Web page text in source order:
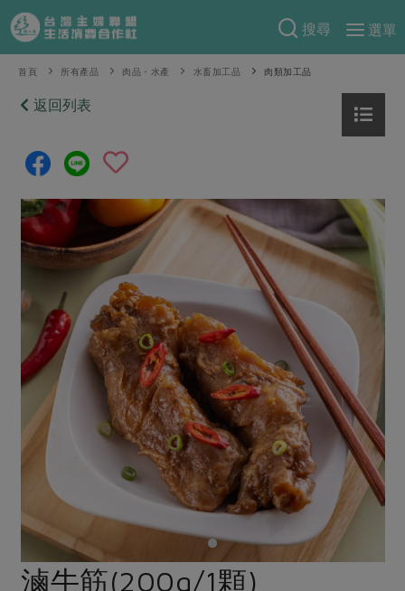
搜尋
選單
產品分類
當季蔬果
芽苗類
辛香料類
奶蛋豆・五穀
蛋
豆製品 米麵雜糧
肉品・水產
畜產肉類 水產
水畜加工品
調理食材・點心
調味醬料/南北貨
休閒零嘴 沖泡飲品
食譜料理
食材
麵食
肉食
常備菜
蔬食
蛋料理
料理方式
烘焙．點心
湯品．鍋物
漬物
特別企畫
預購活動
把最好的台灣味帶回家！
防災用品預購圓滿結束
2026年端午節預購圓滿結束
更多預購活動
當季產品
傳到心坎裡，誠心又澎派
合作25-經典快閃最後一週
合作25-精選產品第四彈
更多當季產品
議題活動
綠主張
觀點文章
一籃菜真心話
社內大小事 合作聯合國
產品故事 生活提案
樂齡生活 親子食育
廚房瑜伽
減硝酸鹽 惜食
非基改運動
廢核運動 能源議題
關於合作社
認識合作社
關於我們
合作社組織
員工與求才
產品檢驗
自主把關
檢驗報告
硝酸鹽檢驗
重要公告
首頁 所有產品 肉品・水產 水畜加工品 肉類加工品
返回列表
滷牛筋(200g/1顆)